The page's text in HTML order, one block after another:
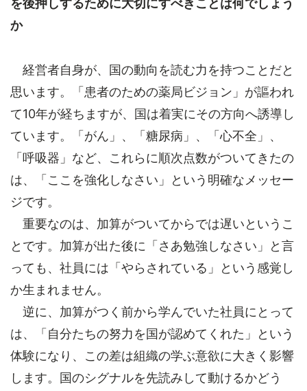
か
経営者自身が、国の動向を読む力を持つことだと
思います。「患者のための薬局ビジョン」が謳われ
て10年が経ちますが、国は着実にその方向へ誘導し
ています。「がん」、「糖尿病」、「心不全」、
「呼吸器」など、これらに順次点数がついてきたの
は、「ここを強化しなさい」という明確なメッセー
ジです。
重要なのは、加算がついてからでは遅いというこ
とです。加算が出た後に「さあ勉強しなさい」と言
っても、社員には「やらされている」という感覚し
か生まれません。
逆に、加算がつく前から学んでいた社員にとって
は、「自分たちの努力を国が認めてくれた」という
体験になり、この差は組織の学ぶ意欲に大きく影響
します。国のシグナルを先読みして動けるかどう